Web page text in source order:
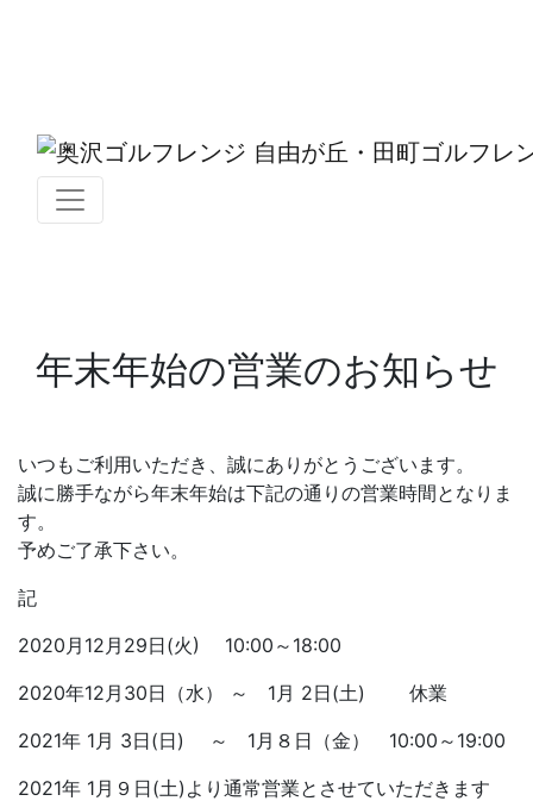
年末年始の営業のお知らせ
いつもご利用いただき、誠にありがとうございます。
誠に勝手ながら年末年始は下記の通りの営業時間となりま
す。
予めご了承下さい。
記
2020月12月29日(火) 10:00～18:00
2020年12月30日（水） ～ 1月 2日(土) 休業
2021年 1月 3日(日) ～ 1月８日（金） 10:00～19:00
2021年 1月９日(土)より通常営業とさせていただきます